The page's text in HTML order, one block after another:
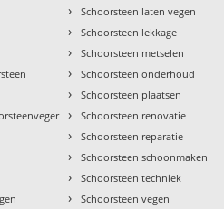
› Schoorsteen laten vegen
› Schoorsteen lekkage
› Schoorsteen metselen
› Schoorsteen onderhoud
› Schoorsteen plaatsen
› Schoorsteen renovatie
› Schoorsteen reparatie
› Schoorsteen schoonmaken
› Schoorsteen techniek
› Schoorsteen vegen